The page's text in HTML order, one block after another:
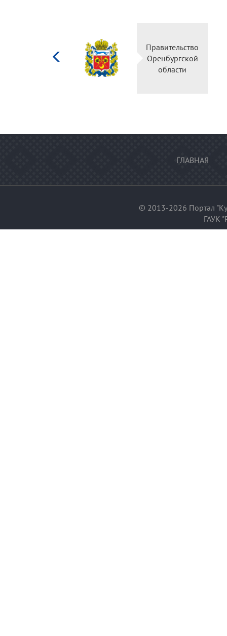
культуры
Российской
Правительство
Оренбургской
области
ГЛАВНАЯ
© 2013-2026 Портал
ГАУК